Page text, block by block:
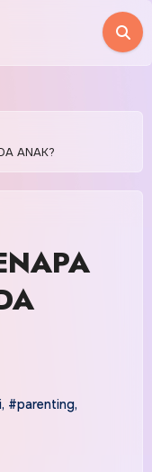
ANAK?
, #parenting,